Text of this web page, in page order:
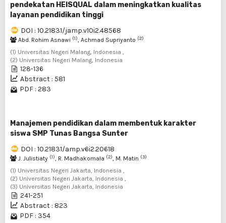
pendekatan HEISQUAL dalam meningkatkan kualitas
layanan pendidikan tinggi
DOI : 10.21831/jamp.v10i2.48568
Abd. Rohim Asnawi (1), Achmad Supriyanto (2)
(1) Universitas Negeri Malang, Indonesia ,
(2) Universitas Negeri Malang, Indonesia
128-136
Abstract : 581
PDF : 283
Manajemen pendidikan dalam membentuk karakter
siswa SMP Tunas Bangsa Sunter
DOI : 10.21831/amp.v6i2.20618
J. Julistiaty (1), R. Madhakomala (2), M. Matin (3)
(1) Universitas Negeri Jakarta, Indonesia ,
(2) Universitas Negeri Jakarta, Indonesia ,
(3) Universitas Negeri Jakarta, Indonesia
241-251
Abstract : 823
PDF : 354